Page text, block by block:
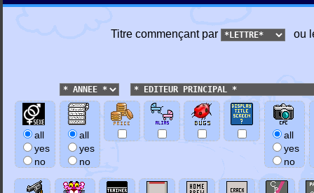
Titre commençant par ou
all
yes
no
all
yes
no
all
yes
no